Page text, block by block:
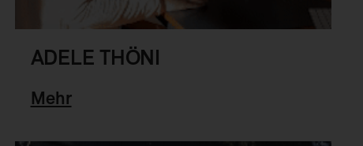
ADELE THÖNI
Mehr